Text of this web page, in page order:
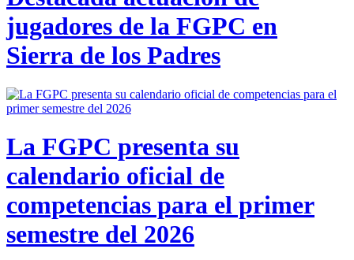
jugadores de la FGPC en
Sierra de los Padres
La FGPC presenta su
calendario oficial de
competencias para el primer
semestre del 2026